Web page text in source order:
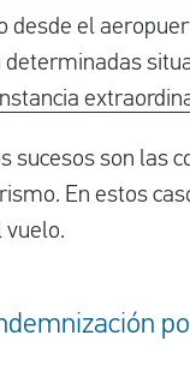
desde el
sucesos son las
En estos
vuelo.